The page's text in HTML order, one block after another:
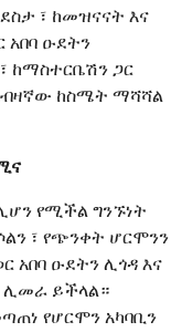
፣ ከመዝናናት እና
አበባ ዑደትን
ከማስተርቤሽን ጋር
ከስሜት ማሻሻል
የሚችል ግንኙነት
፣ የጭንቀት ሆርሞንን
አበባ ዑደትን ሊጎዳ እና
ሊመራ ይችላል።
የሆርሞን አካባቢን